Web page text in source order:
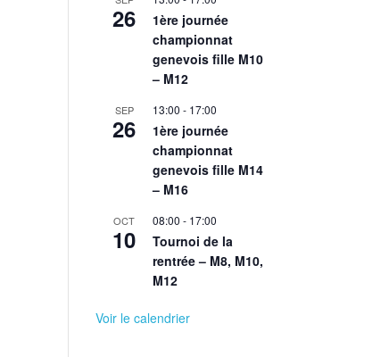
26
1ère journée
championnat
genevois fille M10
– M12
SEP
26
13:00 - 17:00
1ère journée
championnat
genevois fille M14
– M16
OCT
10
08:00 - 17:00
Tournoi de la
rentrée – M8, M10,
M12
Voir le calendrier